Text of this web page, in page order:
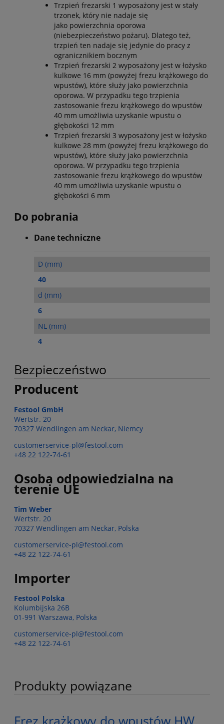
Trzpień frezarski 1 wyposażony jest w stały
trzonek, który nie nadaje się
jako powierzchnia oporowa
(niebezpieczeństwo pożaru). Dlatego też,
trzpień ten nadaje się jedynie do pracy z
ogranicznikiem bocznym
Trzpień frezarski 2 wyposażony jest w łożysko
kulkowe 16 mm (powyżej frezu krążkowego do
wpustów), które służy jako powierzchnia
oporowa. W przypadku tego trzpienia
zastosowanie frezu krążkowego do wpustów
40 mm umożliwia uzyskanie wpustu o
głębokości 12 mm
Trzpień frezarski 3 wyposażony jest w łożysko
kulkowe 28 mm (powyżej frezu krążkowego do
wpustów), które służy jako powierzchnia
oporowa. W przypadku tego trzpienia
zastosowanie frezu krążkowego do wpustów
40 mm umożliwia uzyskanie wpustu o
głębokości 6 mm
Do pobrania
Dane techniczne
D (mm)
40
d (mm)
6
NL (mm)
4
Bezpieczeństwo
Producent
Festool GmbH
Wertstr. 20
70327 Wendlingen am Neckar, Niemcy
customerservice-pl@festool.com
+48 22 122-74-61
Osoba odpowiedzialna na
terenie UE
Tim Weber
Wertstr. 20
70327 Wendlingen am Neckar, Polska
customerservice-pl@festool.com
+48 22 122-74-61
Importer
Festool Polska
Kolumbijska 26B
01-991 Warszawa, Polska
customerservice-pl@festool.com
+48 22 122-74-61
Produkty powiązane
Frez krążkowy do wpustów HW